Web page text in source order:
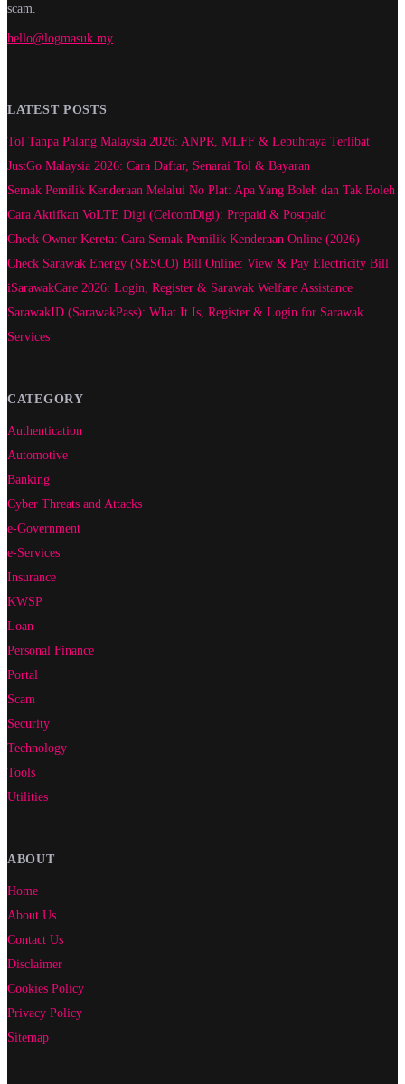
scam.
hello@logmasuk.my
LATEST POSTS
Tol Tanpa Palang Malaysia 2026: ANPR, MLFF & Lebuhraya Terlibat
JustGo Malaysia 2026: Cara Daftar, Senarai Tol & Bayaran
Semak Pemilik Kenderaan Melalui No Plat: Apa Yang Boleh dan Tak Boleh
Cara Aktifkan VoLTE Digi (CelcomDigi): Prepaid & Postpaid
Check Owner Kereta: Cara Semak Pemilik Kenderaan Online (2026)
Check Sarawak Energy (SESCO) Bill Online: View & Pay Electricity Bill
iSarawakCare 2026: Login, Register & Sarawak Welfare Assistance
SarawakID (SarawakPass): What It Is, Register & Login for Sarawak
Services
CATEGORY
Authentication
Automotive
Banking
Cyber Threats and Attacks
e-Government
e-Services
Insurance
KWSP
Loan
Personal Finance
Portal
Scam
Security
Technology
Tools
Utilities
ABOUT
Home
About Us
Contact Us
Disclaimer
Cookies Policy
Privacy Policy
Sitemap